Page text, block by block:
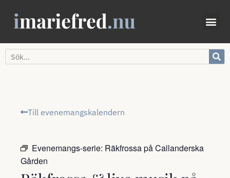
Till evenemangskalendern
Evenemangs-serie: Räkfrossa på Callanderska
Gården